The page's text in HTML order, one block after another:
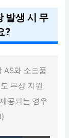
발생 시 무
?
AS와 소모품
무상 지원
공되는 경우